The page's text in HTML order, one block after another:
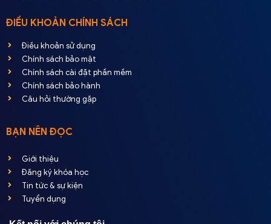
ĐIỀU KHOẢN CHÍNH SÁCH
Điều khoản sử dụng
Chính sách bảo mật
Chính sách cài đặt phần mềm
Chính sách bảo hành
Câu hỏi thường gặp
BẠN NÊN ĐỌC
Giới thiệu
Đăng ký khóa học
Tin tức & sự kiện
Tuyển dụng